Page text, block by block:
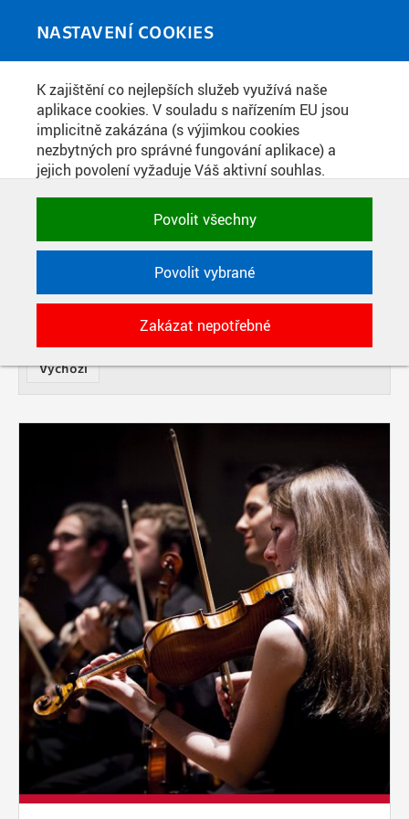
NASTAVENÍ COOKIES
K zajištění co nejlepších služeb využívá naše
aplikace cookies. V souladu s nařízením EU jsou
implicitně zakázána (s výjimkou cookies
nezbytných pro správné fungování aplikace) a
jejich povolení vyžaduje Váš aktivní souhlas.
zakázat, případně vybrat a povolit cookies podle
kategorie. Svoje rozhodnutí můžete samozřejmě
kdykoli změnit.
POTŘEBNÉ
Technické cookies využívané aplikacemi
ČVUT pro uchování jejich nastavení,
vlastností a identifikátorů relace. Jsou
nezbytné pro správné fungování a jsou
Slouží pro získávání anonymizovaných
statistických údajů, které nám pomáhají
vylepšovat naše aplikace. Zpravidla jde o
cookies systémů třetích stran, které k
těmto účelům využíváme.
MARKETINGOVÉ
Využívané za účelem zobrazení
správných nabídek a cílení obsahu podle
Vašich preferencí. Zpravidla jde o
cookies systémů třetích stran, které nám
s analýzou uživatelského chování
Povolit všechny
Povolit vybrané
Zakázat nepotřebné
MEDIATÉKA
FOTOGRAFIE
NÁZEV
SOUČÁST POČET